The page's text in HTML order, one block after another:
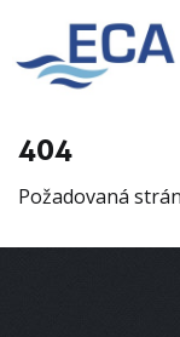
404
Požadovaná